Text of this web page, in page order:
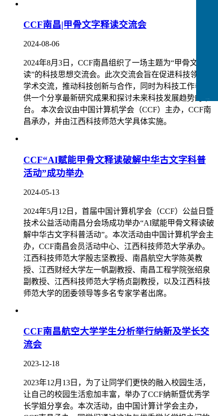
CCF南昌|甲骨文字释读交流会
2024-08-06
2024年8月3日，CCF南昌组织了一场主题为“甲骨文字释
读”的科技思想交流会。此次交流会旨在促进科技领域的
学术交流，推动科技创新与合作，同时为科技工作者提
供一个分享最新研究成果和探讨未来科技发展趋势的平
台。 本次会议由中国计算机学会（CCF）主办，CCF南
昌承办，并由江西科技师范大学具体实施。
CCF“AI赋能甲骨文释读破解中华古文字科普
活动”成功举办
2024-05-13
2024年5月12日，首届中国计算机学会（CCF）公益日暨
技术公益活动南昌分会场成功举办“AI赋能甲骨文释读破
解中华古文字科普活动”。本次活动由中国计算机学会主
办，CCF南昌会员活动中心、江西科技师范大学承办。
江西科技师范大学殷志坚教授、南昌航空大学陈英教
授、江西财经大学左一帆副教授、南昌工程学院张绍泉
副教授、江西科技师范大学杨贞副教授，以及江西科技
师范大学的团委领导等多名专家学者出席。
CCF南昌航空大学学生分析举行纳新及学长交
流会
2023-12-18
2023年12月13日，为了让同学们更快的融入校园生活，
让自己的校园生活愈加丰富，举办了CCF纳新暨优秀学
长学姐分享会。本次活动，由中国计算计学会主办，